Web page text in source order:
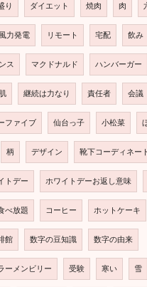
り ダイエット 焼肉 肉
風力発電 リモート 宅配 飲み
ス マクドナルド ハンバーガー
継続は力なり 責任者 会議
ファイブ 仙台っ子 小松菜
柄 デザイン 靴下コーディネー
トデー ホワイトデーお返し意味
べ放題 コーヒー ホットケーキ
館 数字の豆知識 数字の由来
ーメンビリー 受験 寒い 雪